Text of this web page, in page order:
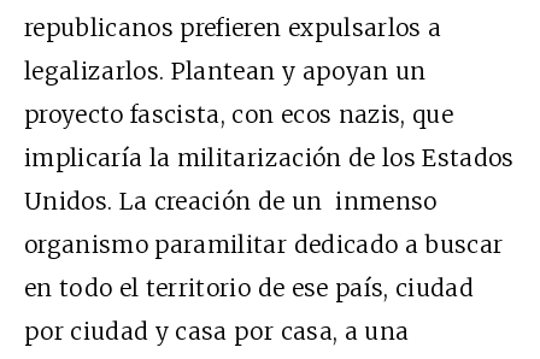
republicanos prefieren expulsarlos a
legalizarlos. Plantean y apoyan un
proyecto fascista, con ecos nazis, que
implicaría la militarización de los Estados
Unidos. La creación de un inmenso
organismo paramilitar dedicado a buscar
en todo el territorio de ese país, ciudad
por ciudad y casa por casa, a una